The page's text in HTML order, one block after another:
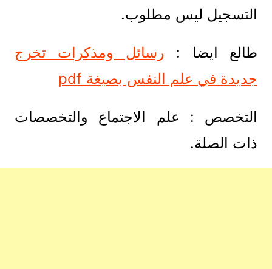
التسجيل ليس مطلوب.
طالع ايضا : رسائل ومذكرات تخرج
جديدة في علم النفس بصيغة pdf
التخصص : علم الاجتماع والتخصصات
ذات الصلة.